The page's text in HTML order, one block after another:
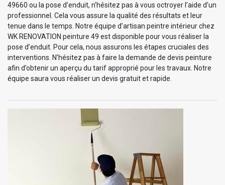
49660 ou la pose d’enduit, n’hésitez pas à vous octroyer l’aide d’un
professionnel. Cela vous assure la qualité des résultats et leur
tenue dans le temps. Notre équipe d’artisan peintre intérieur chez
WK RENOVATION peinture 49 est disponible pour vous réaliser la
pose d’enduit. Pour cela, nous assurons les étapes cruciales des
interventions. N’hésitez pas à faire la demande de devis peinture
afin d’obtenir un aperçu du tarif approprié pour les travaux. Notre
équipe saura vous réaliser un devis gratuit et rapide.